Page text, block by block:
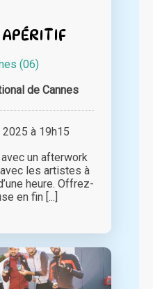
(06)
de Cannes
à 19h15
un afterwork
les artistes à
heure. Offrez-
en fin [...]